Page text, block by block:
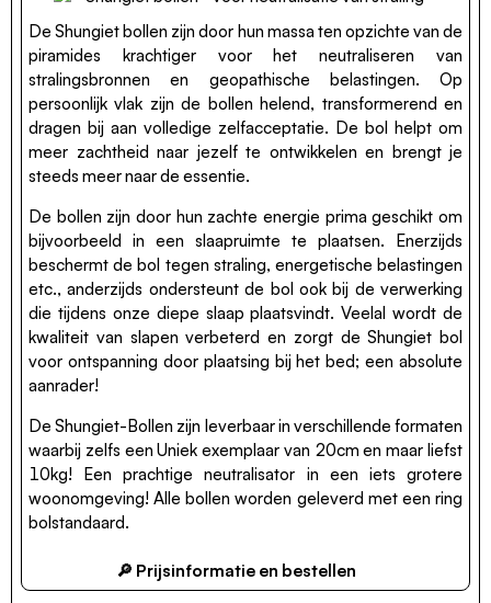
De Shungiet bollen zijn door hun massa ten opzichte van de
piramides krachtiger voor het neutraliseren van
stralingsbronnen en geopathische belastingen. Op
persoonlijk vlak zijn de bollen helend, transformerend en
dragen bij aan volledige zelfacceptatie. De bol helpt om
meer zachtheid naar jezelf te ontwikkelen en brengt je
steeds meer naar de essentie.
De bollen zijn door hun zachte energie prima geschikt om
bijvoorbeeld in een slaapruimte te plaatsen. Enerzijds
beschermt de bol tegen straling, energetische belastingen
etc., anderzijds ondersteunt de bol ook bij de verwerking
die tijdens onze diepe slaap plaatsvindt. Veelal wordt de
kwaliteit van slapen verbeterd en zorgt de Shungiet bol
voor ontspanning door plaatsing bij het bed; een absolute
aanrader!
De Shungiet-Bollen zijn leverbaar in verschillende formaten
waarbij zelfs een Uniek exemplaar van 20cm en maar liefst
10kg! Een prachtige neutralisator in een iets grotere
woonomgeving! Alle bollen worden geleverd met een ring
bolstandaard.
🔎 Prijsinformatie en bestellen